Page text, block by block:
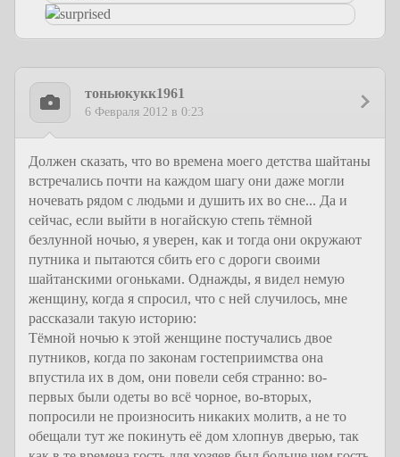
тоньюкукк1961
6 Февраля 2012 в 0:23
Должен сказать, что во времена моего детства шайтаны
встречались почти на каждом шагу они даже могли
ночевать рядом с людьми и душить их во сне... Да и
сейчас, если выйти в ногайскую степь тёмной
безлунной ночью, я уверен, как и тогда они окружают
путника и пытаются сбить его с дороги своими
шайтанскими огоньками. Однажды, я видел немую
женщину, когда я спросил, что с ней случилось, мне
рассказали такую историю:
Тёмной ночью к этой женщине постучались двое
путников, когда по законам гостеприимства она
впустила их в дом, они повели себя странно: во-
первых были одеты во всё чорное, во-вторых,
попросили не произносить никаких молитв, а не то
обещали тут же покинуть её дом хлопнув дверью, так